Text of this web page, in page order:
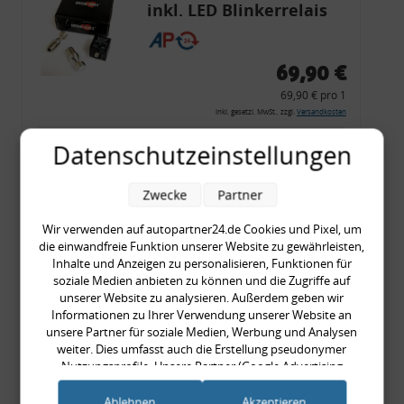
inkl. LED Blinkerrelais
CF 14
69,90 €
69,90 € pro 1
inkl. gesetzl. MwSt., zzgl. Versandkosten
Merkzettel
Rückleuchtenband mit
Blinker, rot, US-Ecken,
Audi 80 Cabrio, Typ 89,
OE-Nr.: 8G0945225 +
8G0945225C
999,99 €
999,99 € pro 1
Datenschutzeinstellungen
Wir verwenden auf autopartner24.de Cookies und Pixel, um
die einwandfreie Funktion unserer Website zu gewährleisten,
Inhalte und Anzeigen zu personalisieren, Funktionen für
soziale Medien anbieten zu können und die Zugriffe auf
unserer Website zu analysieren. Außerdem geben wir
Informationen zu Ihrer Verwendung unserer Website an
unsere Partner für soziale Medien, Werbung und Analysen
weiter. Dies umfasst auch die Erstellung pseudonymer
Nutzungsprofile. Unsere Partner (Google Advertising
Products) führen diese Informationen möglicherweise mit
weiteren Daten zusammen, die Sie ihnen bereitgestellt haben
Zwecke Partner